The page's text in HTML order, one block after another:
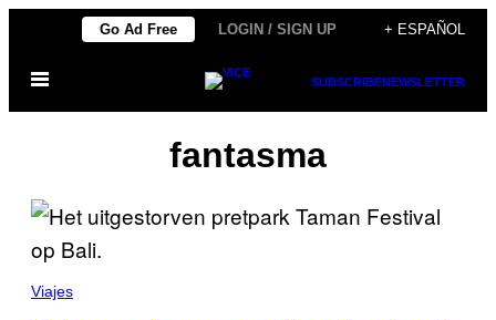
contenido
Go Ad Free LOGIN / SIGN UP + ESPAÑOL
Abrir
SUBSCRIBENEWSLETTER
fantasma
Viajes